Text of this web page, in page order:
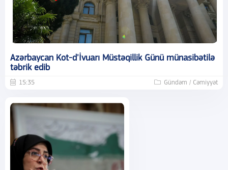
Azərbaycan Kot-d'İvuarı Müstəqillik Günü münasibətilə
təbrik edib
15:35 Gündəm / Cəmiyyət